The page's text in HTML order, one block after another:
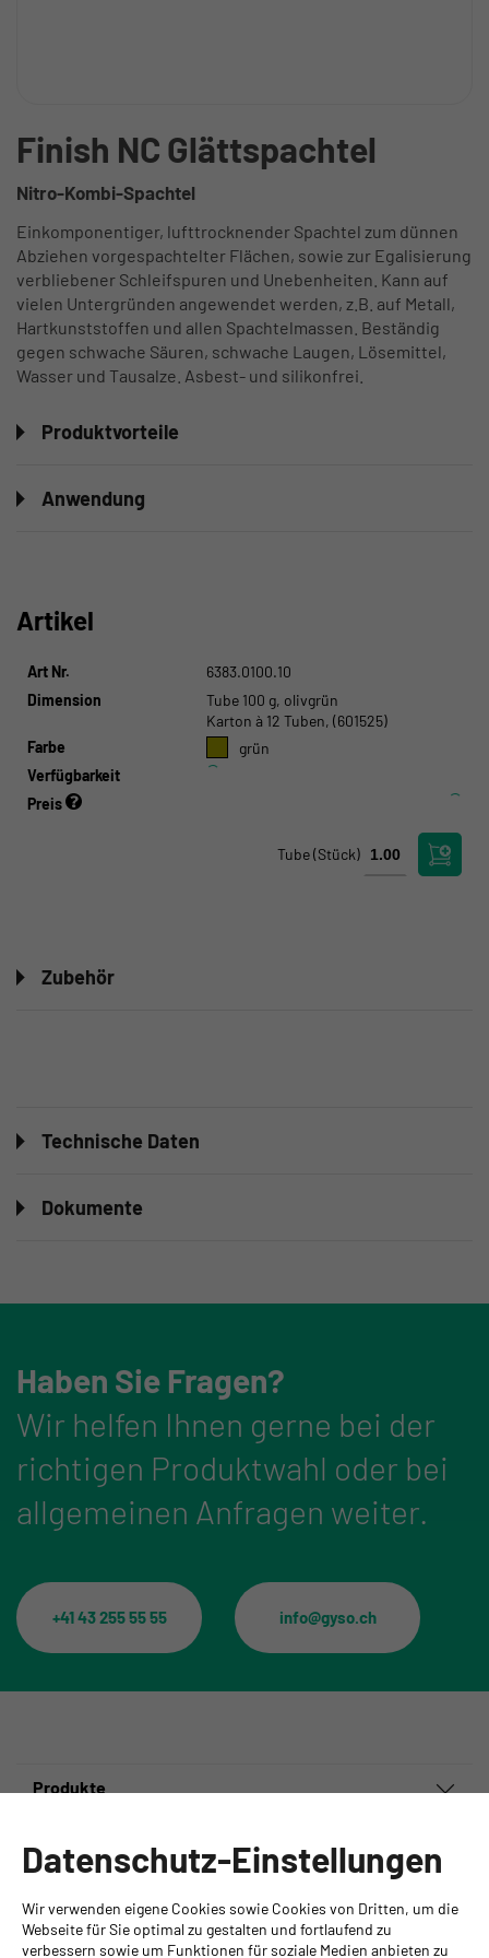
Finish NC Glättspachtel
Nitro-Kombi-Spachtel
Einkomponentiger, lufttrocknender Spachtel zum dünnen
Abziehen vorgespachtelter Flächen, sowie zur Egalisierung
verbliebener Schleifspuren und Unebenheiten. Kann auf
vielen Untergründen angewendet werden, z.B. auf Metall,
Hartkunststoffen und allen Spachtelmassen. Beständig
gegen schwache Säuren, schwache Laugen, Lösemittel,
Wasser und Tausalze. Asbest- und silikonfrei.
Produktvorteile
Anwendung
Artikel
Art Nr.
6383.0100.10
Dimension
Tube 100 g, olivgrün
Karton à 12 Tuben, (601525)
Farbe
grün
Verfügbarkeit
Preis
Tube(Stück)
Zubehör
Technische Daten
Dokumente
Haben Sie Fragen?
Wir helfen Ihnen gerne bei der
richtigen Produktwahl oder bei
allgemeinen Anfragen weiter.
+41 43 255 55 55 info@gyso.ch
Produkte
GYSO AG
Hauptsitz Kloten
Datenschutz-Einstellungen
Wir verwenden eigene Cookies sowie Cookies von Dritten, um die
Webseite für Sie optimal zu gestalten und fortlaufend zu
verbessern sowie um Funktionen für soziale Medien anbieten zu